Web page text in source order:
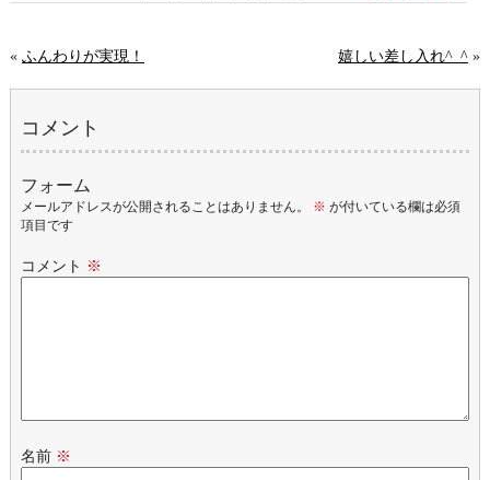
« ふんわりが実現！ 嬉しい差し入れ^_^ »
コメント
フォーム
メールアドレスが公開されることはありません。 ※ が付いている欄は必須
項目です
コメント ※
名前 ※